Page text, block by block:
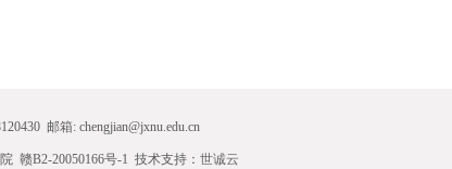
邮箱: chengjian@jxnu.edu.cn
赣B2-20050166号-1 技术支持： 世诚云